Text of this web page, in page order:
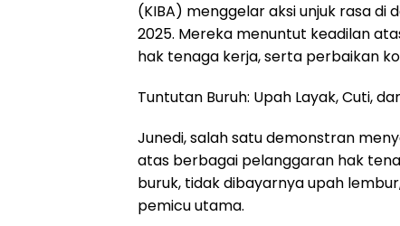
(KIBA) menggelar aksi unjuk rasa di
2025. Mereka menuntut keadilan
hak tenaga kerja, serta perbaikan
Tuntutan Buruh: Upah Layak, Cuti,
Junedi, salah satu demonstran
atas berbagai pelanggaran hak
buruk, tidak dibayarnya upah
pemicu utama.